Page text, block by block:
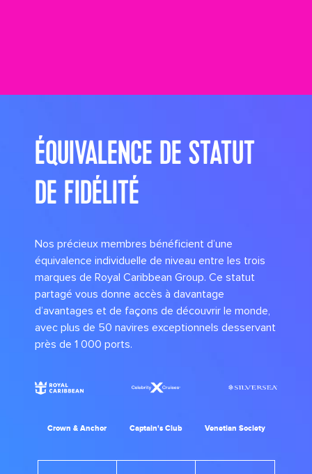
ÉQUIVALENCE DE STATUT
DE FIDÉLITÉ
Nos précieux membres bénéficient d’une
équivalence individuelle de niveau entre les trois
marques de Royal Caribbean Group. Ce statut
partagé vous donne accès à davantage
d’avantages et de façons de découvrir le monde,
avec plus de 50 navires exceptionnels desservant
près de 1 000 ports.
Crown & Anchor Captain's Club Venetian Society